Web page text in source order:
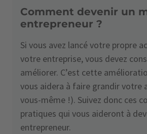
Comment devenir un
entrepreneur ?
Si vous avez lancé votre propre
votre entreprise, vous devez
améliorer. C’est cette
vous aidera à faire grandir votre
vous-même !). Suivez donc ces
pratiques qui vous aideront à
entrepreneur.